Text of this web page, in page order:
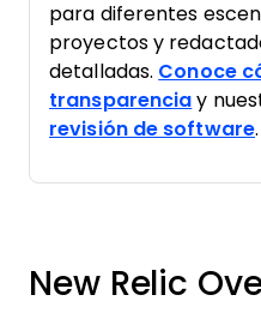
para diferentes
proyectos y
detalladas. Conoce
transparencia y
revisión de software.
New Relic